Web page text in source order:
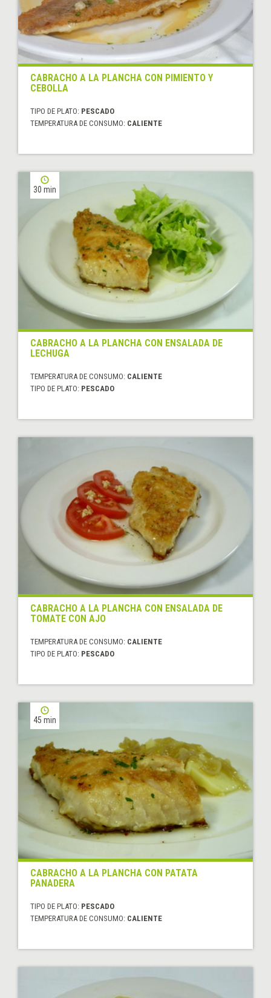
CABRACHO A LA PLANCHA CON PIMIENTO Y
CEBOLLA
TIPO DE PLATO: PESCADO
TEMPERATURA DE CONSUMO: CALIENTE
30 min
CABRACHO A LA PLANCHA CON ENSALADA DE
LECHUGA
TEMPERATURA DE CONSUMO: CALIENTE
TIPO DE PLATO: PESCADO
CABRACHO A LA PLANCHA CON ENSALADA DE
TOMATE CON AJO
TEMPERATURA DE CONSUMO: CALIENTE
TIPO DE PLATO: PESCADO
45 min
CABRACHO A LA PLANCHA CON PATATA
PANADERA
TIPO DE PLATO: PESCADO
TEMPERATURA DE CONSUMO: CALIENTE